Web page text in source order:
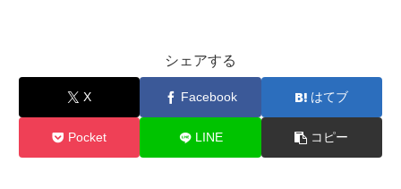
シェアする
X Facebook はてブ
Pocket LINE コピー